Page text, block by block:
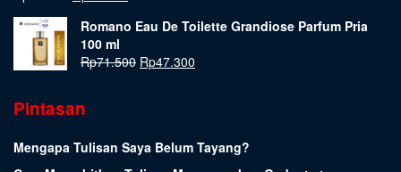
Romano Eau De Toilette Grandiose Parfum Pria
100 ml
Rp71.500 Rp47.300
Pintasan
Mengapa Tulisan Saya Belum Tayang?